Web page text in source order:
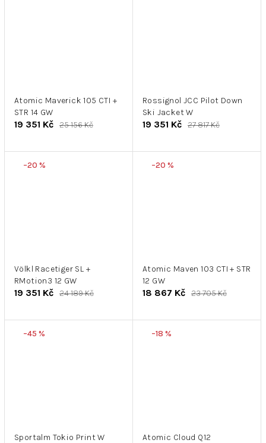
Atomic Maverick 105 CTI +
STR 14 GW
19 351 Kč 25 156 Kč
Rossignol JCC Pilot Down
Ski Jacket W
19 351 Kč 27 817 Kč
–20 %
Völkl Racetiger SL +
RMotion3 12 GW
19 351 Kč 24 189 Kč
–20 %
Atomic Maven 103 CTI + STR
12 GW
18 867 Kč 23 705 Kč
–45 %
Sportalm Tokio Print W
–18 %
Atomic Cloud Q12